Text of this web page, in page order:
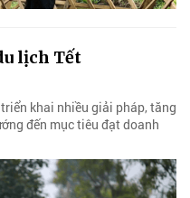
lịch Tết
khai nhiều giải pháp, tăng
đến mục tiêu đạt doanh